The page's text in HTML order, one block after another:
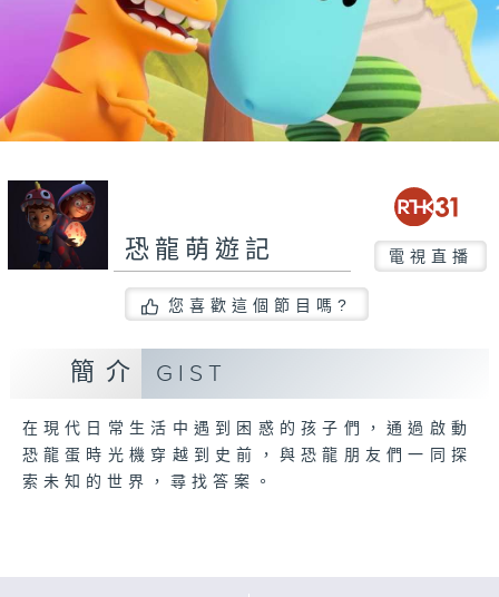
恐龍萌遊記 電視直播
您喜歡這個節目嗎?
簡介 GIST
在現代日常生活中遇到困惑的孩子們，通過啟動
恐龍蛋時光機穿越到史前，與恐龍朋友們一同探
索未知的世界，尋找答案。